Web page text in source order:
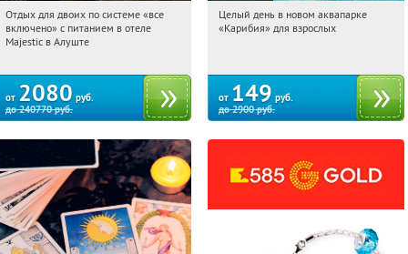
06:27:56 Купили:
Крым, г. Алушта, пгт. Партенит, ул.
Отдых для двоих по системе «все
включено» с питанием в отеле
Majestic в Алуште
от 2080 руб.
до240770руб.
06:27:56 Купили:
Целый день в новом аквапарке
«Карибия» для взрослых
от 149 руб.
до2900руб.